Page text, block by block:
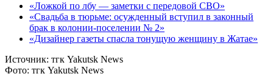
«Ложкой по лбу — заметки с передовой СВО»
«Свадьба в тюрьме: осужденный вступил в законный
брак в колонии-поселении № 2»
«Дизайнер газеты спасла тонущую женщину в Жатае»
Источник: тгк Yakutsk News
Фото: тгк Yakutsk News